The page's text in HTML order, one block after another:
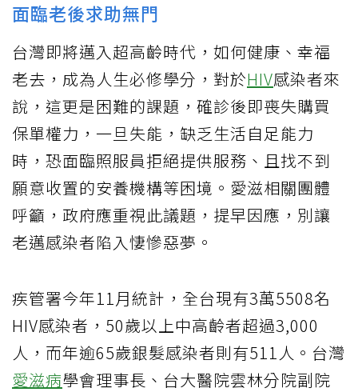
面臨老後求助無門
台灣即將邁入超高齡時代，如何健康、幸福
老去，成為人生必修學分，對於HIV感染者來
說，這更是困難的課題，確診後即喪失購買
保單權力，一旦失能，缺乏生活自足能力
時，恐面臨照服員拒絕提供服務、且找不到
願意收置的安養機構等困境。愛滋相關團體
呼籲，政府應重視此議題，提早因應，別讓
老邁感染者陷入悽慘惡夢。
疾管署今年11月統計，全台現有3萬5508名
HIV感染者，50歲以上中高齡者超過3,000
人，而年逾65歲銀髮感染者則有511人。台灣
愛滋病學會理事長、台大醫院雲林分院副院